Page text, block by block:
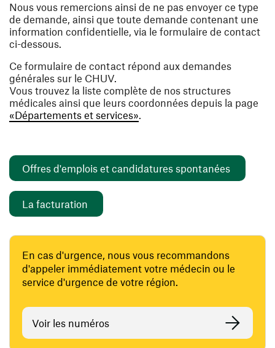
Nous vous remercions ainsi de ne pas envoyer ce type
de demande, ainsi que toute demande contenant une
information confidentielle, via le formulaire de contact
ci-dessous.
Ce formulaire de contact répond aux demandes
générales sur le CHUV.
Vous trouvez la liste complète de nos structures
médicales ainsi que leurs coordonnées depuis la page
«Départements et services».
Offres d'emplois et candidatures spontanées
La facturation
En cas d'urgence, nous vous recommandons
d'appeler immédiatement votre médecin ou le
service d'urgence de votre région.
Voir les numéros